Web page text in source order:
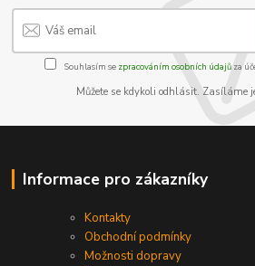
Souhlasím se zpracováním osobních údajůza
Můžete se kdykoli odhlásit. Zasíláme
Informace pro zákazníky
Kontakty
Obchodní podmínky
Možnosti dopravy